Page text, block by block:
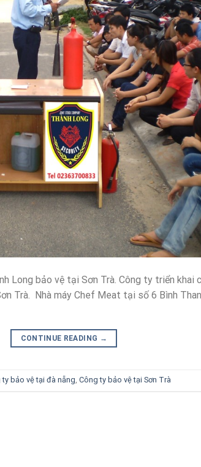
Long bảo vệ tại Sơn Trà. Công ty triển khai
Trà. Nhà máy Chef Meat tại số 6 Bình
CONTINUE READING →
bảo vệ tại đà nẵng, Công ty bảo vệ tại Sơn Trà